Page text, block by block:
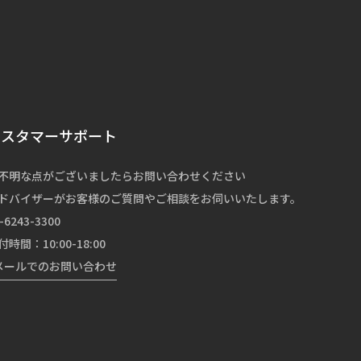
タマーサポート
明な点がございましたらお問い合わせください
バイザーがお客様のご質問やご相談をお伺いいたします。
6243-3300
時間：10:00-18:00
ールでのお問い合わせ